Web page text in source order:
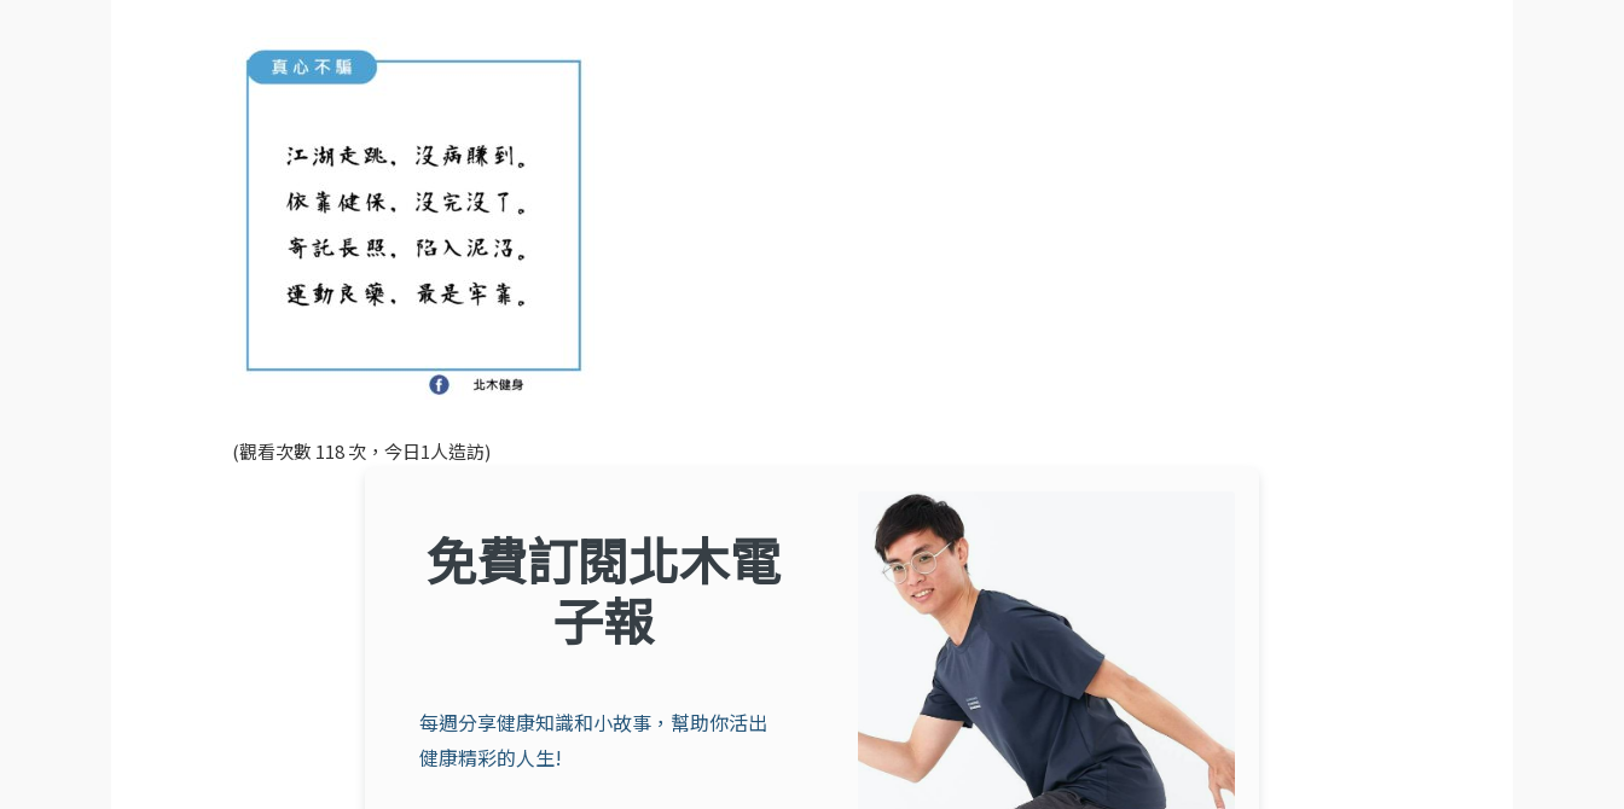
(觀看次數 118 次，今日1人造訪)
免費訂閱北木電
子報
每週分享健康知識和小故事，幫助你活出
健康精彩的人生!